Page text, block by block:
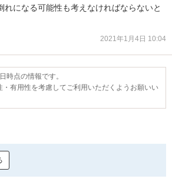
れになる可能性も考えなければならないと
2021年1月4日 10:04
時点の情報です。
・有用性を考慮してご利用いただくようお願いい